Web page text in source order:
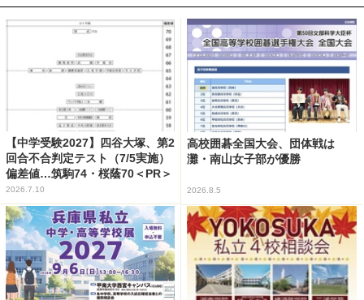
【中学受験2027】四谷大塚、第2
回合不合判定テスト（7/5実施）
偏差値…筑駒74・桜蔭70＜PR＞
2026.7.10
高校囲碁全国大会、団体戦は
灘・南山女子部が優勝
2026.8.5